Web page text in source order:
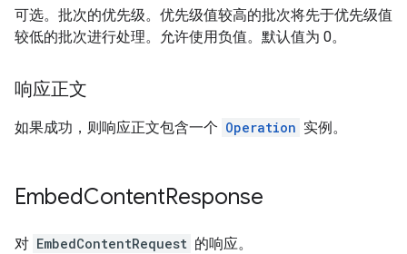
可选。批次的优先级。优先级值较高的批次将先于优先级值
较低的批次进行处理。允许使用负值。默认值为 0。
响应正文
如果成功，则响应正文包含一个 Operation 实例。
EmbedContentResponse
对 EmbedContentRequest 的响应。